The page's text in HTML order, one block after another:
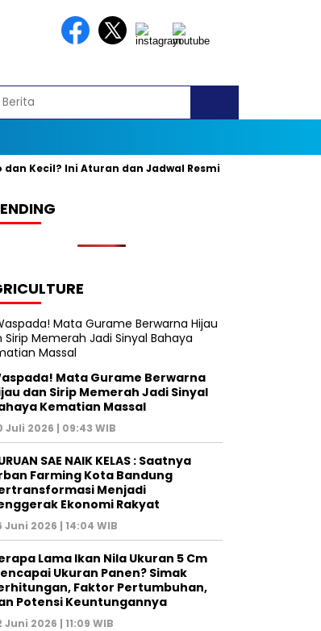
Ini Aturan dan Jadwal Resminya
Mata Gurame Berwarna
dan Sirip Memerah Jadi Sinyal
Kematian Massal
Juli 2026 | 09:43 WIB
SAE NAIK KELAS : Saatnya
Farming Kota Bandung
Menjadi
Ekonomi Rakyat
Juni 2026 | 14:04 WIB
Lama Ikan Nila Ukuran 5 Cm
Ukuran Panen? Simak
Faktor Pertumbuhan,
Potensi Keuntungannya
Juni 2026 | 11:09 WIB